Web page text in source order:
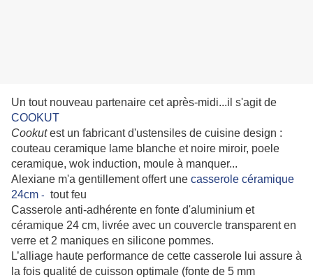
Un tout nouveau partenaire cet après-midi...il s'agit de
COOKUT
Cookutest un fabricant d'ustensiles de cuisine design :
couteau ceramique lame blanche et noire miroir, poele
ceramique, wok induction, moule à manquer...
Alexiane m'a gentillement offert une casserole céramique
24cm - tout feu
Casserole anti-adhérente en fonte d'aluminium et
céramique 24 cm, livrée avec un couvercle transparent en
verre et 2 maniques en silicone pommes.
L’alliage haute performance de cette casserole lui assure à
la fois qualité de cuisson optimale (fonte de 5 mm